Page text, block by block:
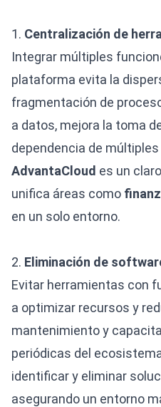
1. Centralización de
Integrar múltiples
plataforma evita la
fragmentación de
a datos, mejora la toma
dependencia de
AdvantaCloud es un
unifica áreas como
en un solo entorno.
2. Eliminación de
Evitar herramientas con
a optimizar recursos y
mantenimiento y
periódicas del
identificar y eliminar
asegurando un entorno